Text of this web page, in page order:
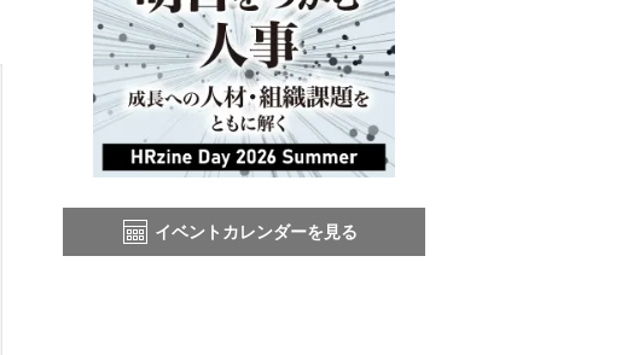
イベントカレンダーを見る